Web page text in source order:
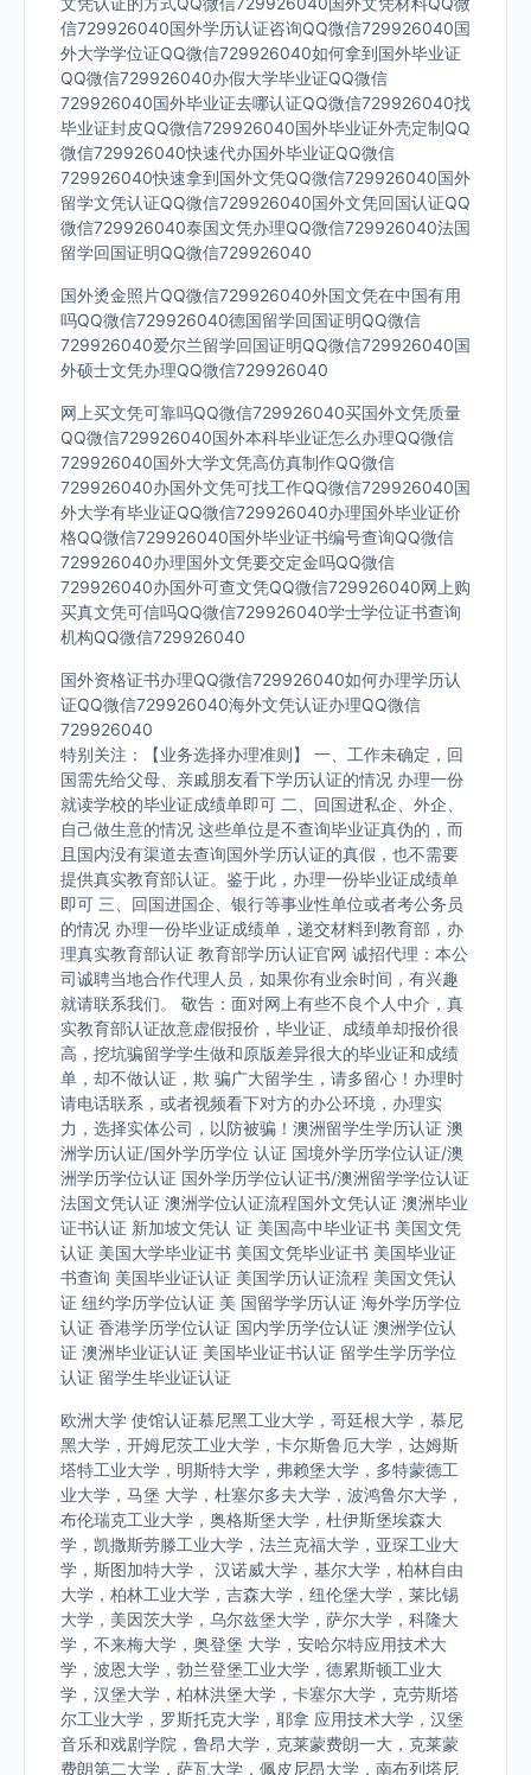
信729926040国外学历认证咨询QQ微信729926040国
外大学学位证QQ微信729926040如何拿到国外毕业证
QQ微信729926040办假大学毕业证QQ微信
729926040国外毕业证去哪认证QQ微信729926040找
毕业证封皮QQ微信729926040国外毕业证外壳定制QQ
微信729926040快速代办国外毕业证QQ微信
729926040快速拿到国外文凭QQ微信729926040国外
留学文凭认证QQ微信729926040国外文凭回国认证QQ
微信729926040泰国文凭办理QQ微信729926040法国
留学回国证明QQ微信729926040
国外烫金照片QQ微信729926040外国文凭在中国有用
吗QQ微信729926040德国留学回国证明QQ微信
729926040爱尔兰留学回国证明QQ微信729926040国
外硕士文凭办理QQ微信729926040
网上买文凭可靠吗QQ微信729926040买国外文凭质量
QQ微信729926040国外本科毕业证怎么办理QQ微信
729926040国外大学文凭高仿真制作QQ微信
729926040办国外文凭可找工作QQ微信729926040国
外大学有毕业证QQ微信729926040办理国外毕业证价
格QQ微信729926040国外毕业证书编号查询QQ微信
729926040办理国外文凭要交定金吗QQ微信
729926040办国外可查文凭QQ微信729926040网上购
买真文凭可信吗QQ微信729926040学士学位证书查询
机构QQ微信729926040
国外资格证书办理QQ微信729926040如何办理学历认
证QQ微信729926040海外文凭认证办理QQ微信
729926040
特别关注：【业务选择办理准则】 一、工作未确定，回
国需先给父母、亲戚朋友看下学历认证的情况 办理一份
就读学校的毕业证成绩单即可 二、回国进私企、外企、
自己做生意的情况 这些单位是不查询毕业证真伪的，而
且国内没有渠道去查询国外学历认证的真假，也不需要
提供真实教育部认证。鉴于此，办理一份毕业证成绩单
即可 三、回国进国企、银行等事业性单位或者考公务员
的情况 办理一份毕业证成绩单，递交材料到教育部，办
理真实教育部认证 教育部学历认证官网 诚招代理：本公
司诚聘当地合作代理人员，如果你有业余时间，有兴趣
就请联系我们。 敬告：面对网上有些不良个人中介，真
实教育部认证故意虚假报价，毕业证、成绩单却报价很
高，挖坑骗留学学生做和原版差异很大的毕业证和成绩
单，却不做认证，欺 骗广大留学生，请多留心！办理时
请电话联系，或者视频看下对方的办公环境，办理实
力，选择实体公司，以防被骗！澳洲留学生学历认证 澳
洲学历认证/国外学历学位 认证 国境外学历学位认证/澳
洲学历学位认证 国外学历学位认证书/澳洲留学学位认证
法国文凭认证 澳洲学位认证流程国外文凭认证 澳洲毕业
证书认证 新加坡文凭认 证 美国高中毕业证书 美国文凭
认证 美国大学毕业证书 美国文凭毕业证书 美国毕业证
书查询 美国毕业证认证 美国学历认证流程 美国文凭认
证 纽约学历学位认证 美 国留学学历认证 海外学历学位
认证 香港学历学位认证 国内学历学位认证 澳洲学位认
证 澳洲毕业证认证 美国毕业证书认证 留学生学历学位
认证 留学生毕业证认证
欧洲大学 使馆认证慕尼黑工业大学，哥廷根大学，慕尼
黑大学，开姆尼茨工业大学，卡尔斯鲁厄大学，达姆斯
塔特工业大学，明斯特大学，弗赖堡大学，多特蒙德工
业大学，马堡 大学，杜塞尔多夫大学，波鸿鲁尔大学，
布伦瑞克工业大学，奥格斯堡大学，杜伊斯堡埃森大
学，凯撒斯劳滕工业大学，法兰克福大学，亚琛工业大
学，斯图加特大学， 汉诺威大学，基尔大学，柏林自由
大学，柏林工业大学，吉森大学，纽伦堡大学，莱比锡
大学，美因茨大学，乌尔兹堡大学，萨尔大学，科隆大
学，不来梅大学，奥登堡 大学，安哈尔特应用技术大
学，波恩大学，勃兰登堡工业大学，德累斯顿工业大
学，汉堡大学，柏林洪堡大学，卡塞尔大学，克劳斯塔
尔工业大学，罗斯托克大学，耶拿 应用技术大学，汉堡
音乐和戏剧学院，鲁昂大学，克莱蒙费朗一大，克莱蒙
费朗第二大学，萨瓦大学，佩皮尼昂大学，南布列塔尼